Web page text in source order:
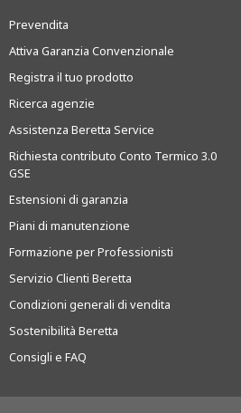
Prevendita
Attiva Garanzia Convenzionale
Registra il tuo prodotto
Ricerca agenzie
Assistenza Beretta Service
Richiesta contributo Conto Termico 3.0
GSE
Estensioni di garanzia
Piani di manutenzione
Formazione per Professionisti
Servizio Clienti Beretta
Condizioni generali di vendita
Sostenibilità Beretta
Consigli e FAQ